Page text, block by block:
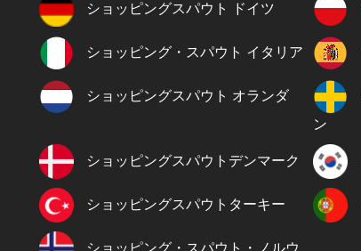
ショッピングスパウト ドイツ
ショッピング・スパウト イタリア
ショッピングスパウト オランダ
ン
ショッピングスパウトデンマーク
ショッピングスパウトターキー